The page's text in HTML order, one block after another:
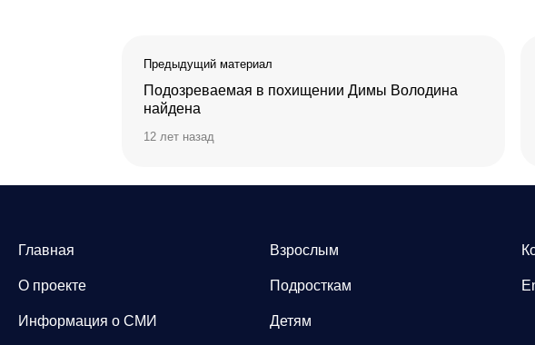
Предыдущий материал
Подозреваемая в похищении Димы Володина
найдена
12 лет назад
Главная
О проекте
Информация о СМИ
Взрослым
Подросткам
Детям